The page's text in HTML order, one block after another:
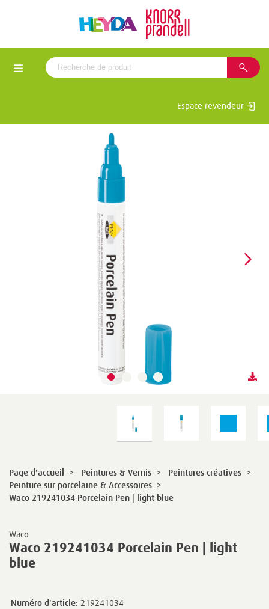
Espace revendeur
Waco
Waco 219241034 Porcelain Pen | light
blue
Page d'accueil > Peintures & Vernis > Peintures créatives >
Peinture sur porcelaine & Accessoires >
Waco 219241034 Porcelain Pen | light blue
Numéro d'article: 219241034